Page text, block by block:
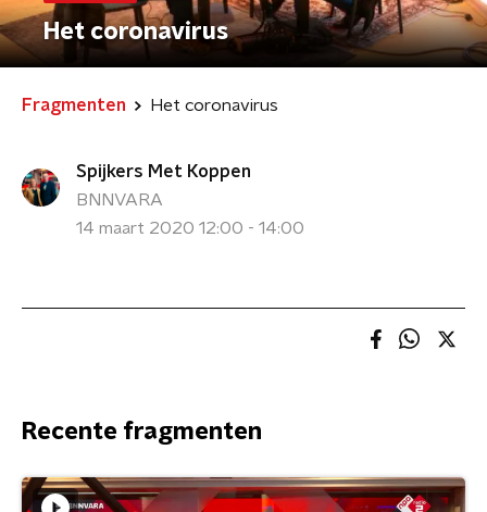
Het coronavirus
Fragmenten Het coronavirus
Spijkers Met Koppen
BNNVARA
14 maart 2020 12:00 - 14:00
Recente fragmenten